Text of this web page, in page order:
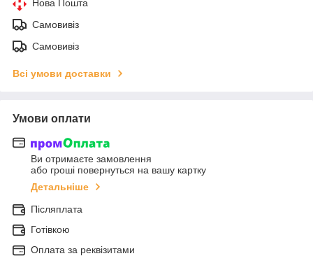
Нова Пошта
Самовивіз
Самовивіз
Всі умови доставки
Умови оплати
Ви отримаєте замовлення
або гроші повернуться на вашу картку
Детальніше
Післяплата
Готівкою
Оплата за реквізитами